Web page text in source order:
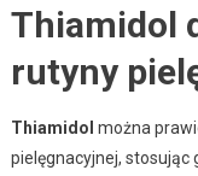
Thiamidol
rutyny
Thiamidol można
pielęgnacyjnej, stosując